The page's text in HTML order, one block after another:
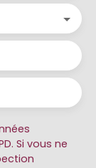
Si vous ne